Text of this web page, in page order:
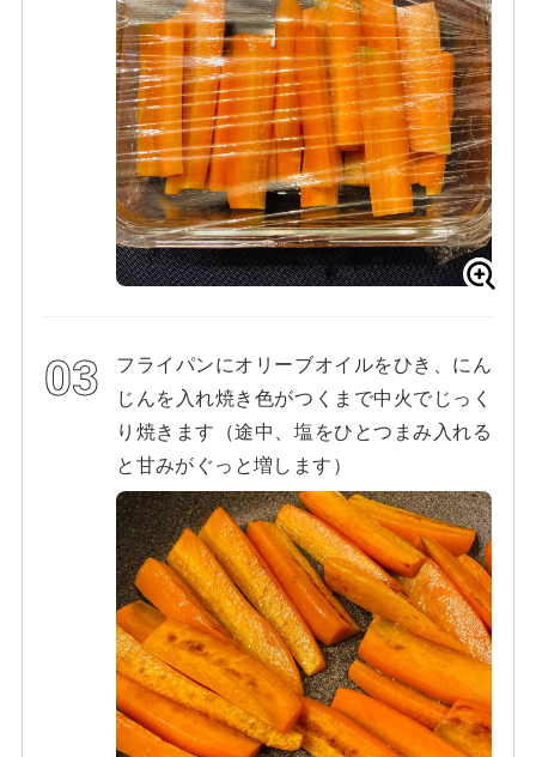
フライパンにオリーブオイルをひき、にん
じんを入れ焼き色がつくまで中火でじっく
り焼きます（途中、塩をひとつまみ入れる
と甘みがぐっと増します）